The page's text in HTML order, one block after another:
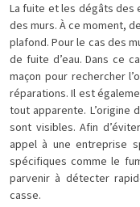
La fuite et les dégâts des
des murs. À ce moment,
plafond. Pour le cas des
de fuite d’eau. Dans ce
maçon pour rechercher
réparations. Il est
tout apparente.
sont visibles. Afin
appel à une entreprise
spécifiques comme le
parvenir à détecter
casse.